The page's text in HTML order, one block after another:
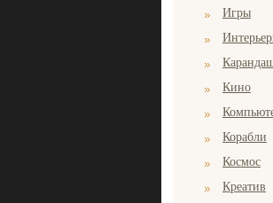
Игры
Кино
Корабли
Космос
Креатив